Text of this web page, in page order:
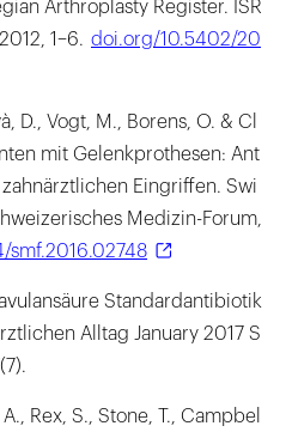
Arthroplasty Register. ISR
1–6. doi.org/10.5402/20
D., Vogt, M., Borens, O. & Cl
mit Gelenkprothesen: Ant
Eingriffen. Swi
Medizin-Forum,
smf.2016.02748
Standardantibiotik
Alltag January 2017 S
Rex, S., Stone, T., Campbel